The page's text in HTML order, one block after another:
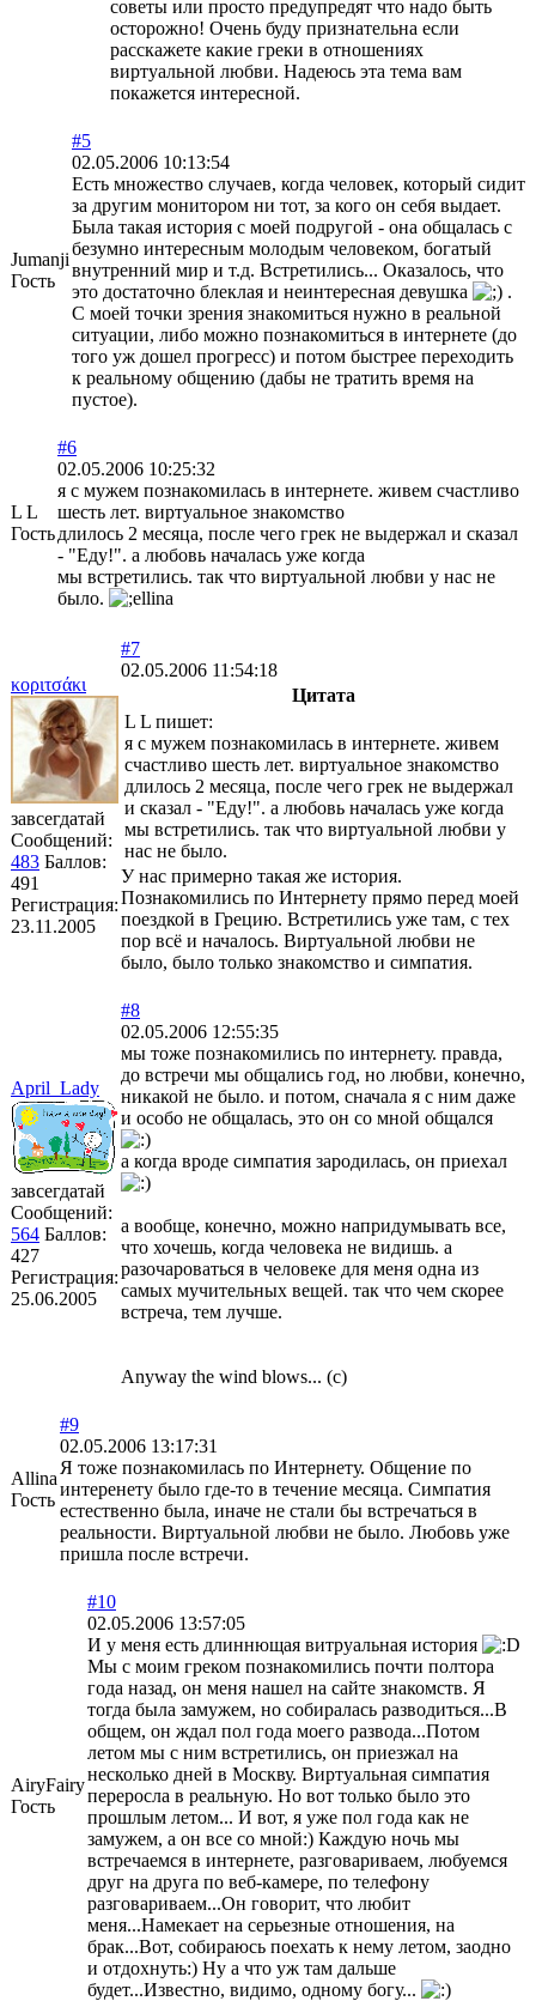
советы или просто предупредят что надо быть
осторожно! Очень буду признательна если
расскажете какие греки в отношениях
виртуальной любви. Надеюсь эта тема вам
покажется интересной.
Jumanji
Гость
#5
02.05.2006 10:13:54
Есть множество случаев, когда человек, который сидит
за другим монитором ни тот, за кого он себя выдает.
Была такая история с моей подругой - она общалась с
безумно интересным молодым человеком, богатый
внутренний мир и т.д. Встретились... Оказалось, что
это достаточно блеклая и неинтересная девушка
.
С моей точки зрения знакомиться нужно в реальной
ситуации, либо можно познакомиться в интернете (до
того уж дошел прогресс) и потом быстрее переходить
к реальному общению (дабы не тратить время на
пустое).
L L
Гость
#6
02.05.2006 10:25:32
я с мужем познакомилась в интернете. живем счастливо
шесть лет. виртуальное знакомство
длилось 2 месяца, после чего грек не выдержал и сказал
- "Еду!". а любовь началась уже когда
мы встретились. так что виртуальной любви у нас не
было.
κoριτσάκι
завсегдатай
Сообщений:
483 Баллов:
491
Регистрация:
23.11.2005
#7
02.05.2006 11:54:18
Цитата
L L пишет:
я с мужем познакомилась в интернете. живем
счастливо шесть лет. виртуальное знакомство
длилось 2 месяца, после чего грек не выдержал
и сказал - "Еду!". а любовь началась уже когда
мы встретились. так что виртуальной любви у
нас не было.
У нас примерно такая же история.
Познакомились по Интернету прямо перед моей
поездкой в Грецию. Встретились уже там, с тех
пор всё и началось. Виртуальной любви не
было, было только знакомство и симпатия.
April_Lady
завсегдатай
Сообщений:
564 Баллов:
427
Регистрация:
25.06.2005
#8
02.05.2006 12:55:35
мы тоже познакомились по интернету. правда,
до встречи мы общались год, но любви, конечно,
никакой не было. и потом, сначала я с ним даже
и особо не общалась, это он со мной общался
а когда вроде симпатия зародилась, он приехал
а вообще, конечно, можно напридумывать все,
что хочешь, когда человека не видишь. а
разочароваться в человеке для меня одна из
самых мучительных вещей. так что чем скорее
встреча, тем лучше.
Anyway the wind blows... (с)
Allina
Гость
#9
02.05.2006 13:17:31
Я тоже познакомилась по Интернету. Общение по
интеренету было где-то в течение месяца. Симпатия
естественно была, иначе не стали бы встречаться в
реальности. Виртуальной любви не было. Любовь уже
пришла после встречи.
AiryFairy
Гость
#10
02.05.2006 13:57:05
И у меня есть длиннющая витруальная история
Мы с моим греком познакомились почти полтора
года назад, он меня нашел на сайте знакомств. Я
тогда была замужем, но собиралась разводиться...В
общем, он ждал пол года моего развода...Потом
летом мы с ним встретились, он приезжал на
несколько дней в Москву. Виртуальная симпатия
переросла в реальную. Но вот только было это
прошлым летом... И вот, я уже пол года как не
замужем, а он все со мной:) Каждую ночь мы
встречаемся в интернете, разговариваем, любуемся
друг на друга по веб-камере, по телефону
разговариваем...Он говорит, что любит
меня...Намекает на серьезные отношения, на
брак...Вот, собираюсь поехать к нему летом, заодно
и отдохнуть:) Ну а что уж там дальше
будет...Известно, видимо, одному богу...